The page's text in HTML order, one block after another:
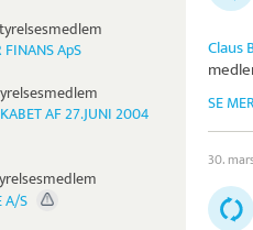
FINANS ApS
AF 27.JUNI 2004
A/S
Claus
SE
30.